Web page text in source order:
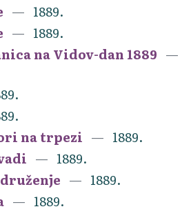
1889.
1889.
na Vidov-dan 1889
na trpezi
1889.
1889.
1889.
1889.